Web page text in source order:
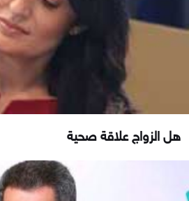
هل الزواج علاقة صحية